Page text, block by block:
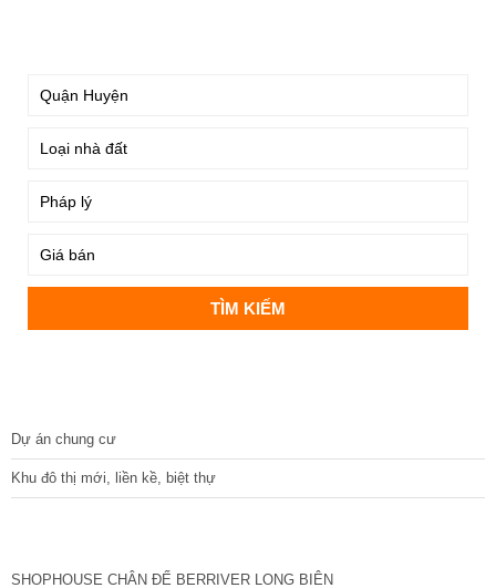
Dự án chung cư
Khu đô thị mới, liền kề, biệt thự
SHOPHOUSE CHÂN ĐẾ BERRIVER LONG BIÊN